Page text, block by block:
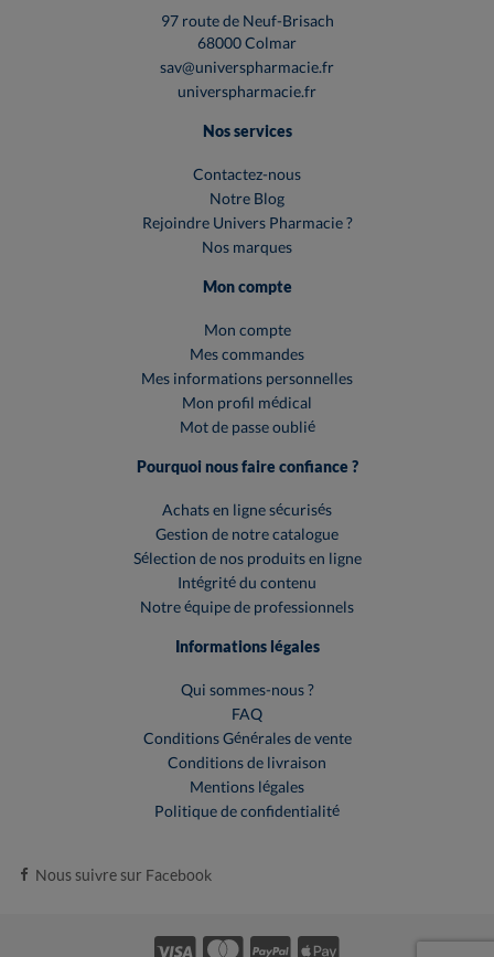
97 route de Neuf-Brisach
68000 Colmar
sav@universpharmacie.fr
universpharmacie.fr
Nos services
Contactez-nous
Notre Blog
Rejoindre Univers Pharmacie ?
Nos marques
Mon compte
Mon compte
Mes commandes
Mes informations personnelles
Mon profil médical
Mot de passe oublié
Pourquoi nous faire confiance ?
Achats en ligne sécurisés
Gestion de notre catalogue
Sélection de nos produits en ligne
Intégrité du contenu
Notre équipe de professionnels
Informations légales
Qui sommes-nous ?
FAQ
Conditions Générales de vente
Conditions de livraison
Mentions légales
Politique de confidentialité
Nous suivre sur Facebook